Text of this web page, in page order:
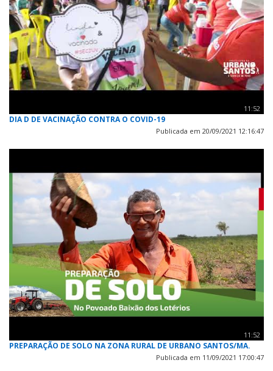
11:52
DIA D DE VACINAÇÃO CONTRA O COVID-19
Publicada em 20/09/2021 12:16:47
11:52
PREPARAÇÃO DE SOLO NA ZONA RURAL DE URBANO SANTOS/MA.
Publicada em 11/09/2021 17:00:47